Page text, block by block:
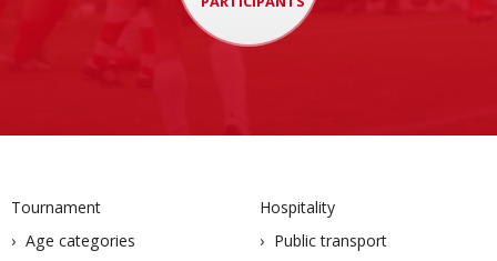
Tournament
Age categories
Hospitality
Public transport